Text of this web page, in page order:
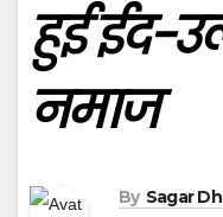
हुई ईद-
नमाज
By Sagar